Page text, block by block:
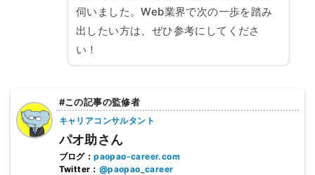
伺いました。Web業界で次の一歩を踏み
出したい方は、ぜひ参考にしてくださ
い！
#この記事の監修者
キャリアコンサルタント
パオ助さん
ブログ：paopao-career.com
Twitter： @paopao_career